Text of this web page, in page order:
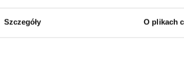
Szczegóły O plikach